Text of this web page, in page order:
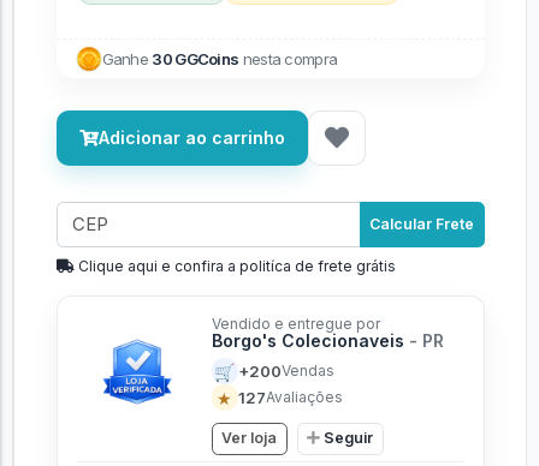
Ganhe 30 GGCoins nesta compra
Adicionar ao carrinho
Calcular Frete
Clique aqui e confira a politíca de frete grátis
Vendido e entregue por
Borgo's Colecionaveis - PR
🛒 +200Vendas
★ 127Avaliações
Ver loja Seguir